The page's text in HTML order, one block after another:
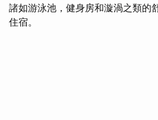
諸如游泳池，健身房和漩渦之類的
住宿。